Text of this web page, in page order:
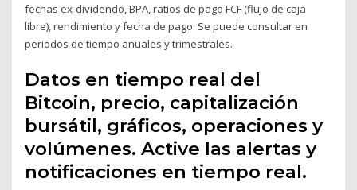
fechas ex-dividendo, BPA, ratios de pago FCF (flujo de caja
libre), rendimiento y fecha de pago. Se puede consultar en
periodos de tiempo anuales y trimestrales.
Datos en tiempo real del
Bitcoin, precio, capitalización
bursátil, gráficos, operaciones y
volúmenes. Active las alertas y
notificaciones en tiempo real.